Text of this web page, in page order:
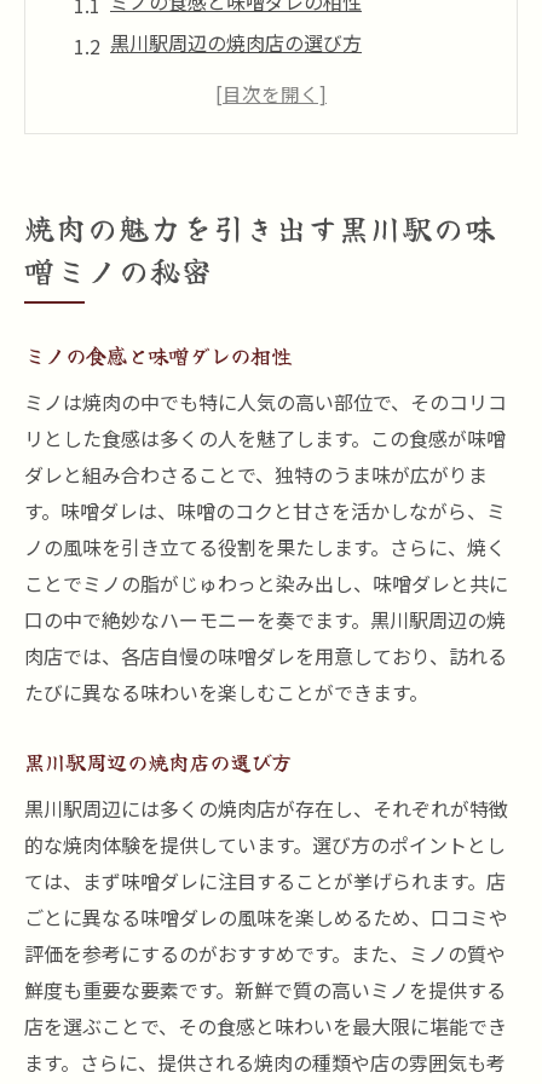
黒川駅周辺の焼肉店の選び方
特製味噌ダレの作り方
コリコリ食感と旨味が絶妙な黒川駅の味噌ミノ
コリコリ食感の秘密
焼き方による食感の変化
味噌ミノの旨味を引き出すポイント
食感を活かすための保存方法
味噌ミノの栄養価
黒川駅で味わう味噌ミノがやみつきになる理由
味噌ミノの香りの魅力
タレが引き出すミノの旨味
焼肉ファンに人気の理由
リピーター続出のミノの秘密
特別なイベントでの楽しみ方
焼肉ファン必見！黒川駅の味噌ミノを楽しむ方
法
初心者向けミノの食べ方
焼き加減のコツとタイミング
味噌ミノを引き立てる付け合わせ
焼肉店での注文方法
他の焼肉と組み合わせる楽しみ方
焼肉の魅力を引き出す黒川駅の味
噌ミノの秘密
ミノの食感と味噌ダレの相性
ミノは焼肉の中でも特に人気の高い部位で、そのコリコ
リとした食感は多くの人を魅了します。この食感が味噌
ダレと組み合わさることで、独特のうま味が広がりま
す。味噌ダレは、味噌のコクと甘さを活かしながら、ミ
ノの風味を引き立てる役割を果たします。さらに、焼く
ことでミノの脂がじゅわっと染み出し、味噌ダレと共に
口の中で絶妙なハーモニーを奏でます。黒川駅周辺の焼
肉店では、各店自慢の味噌ダレを用意しており、訪れる
たびに異なる味わいを楽しむことができます。
黒川駅周辺の焼肉店の選び方
黒川駅周辺には多くの焼肉店が存在し、それぞれが特徴
的な焼肉体験を提供しています。選び方のポイントとし
ては、まず味噌ダレに注目することが挙げられます。店
ごとに異なる味噌ダレの風味を楽しめるため、口コミや
評価を参考にするのがおすすめです。また、ミノの質や
鮮度も重要な要素です。新鮮で質の高いミノを提供する
店を選ぶことで、その食感と味わいを最大限に堪能でき
ます。さらに、提供される焼肉の種類や店の雰囲気も考